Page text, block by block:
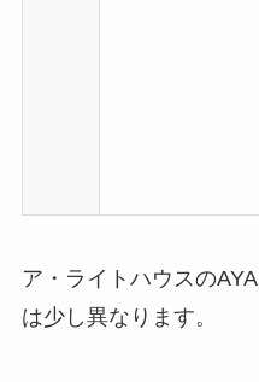
ア・ライトハウスの
は少し異なります。